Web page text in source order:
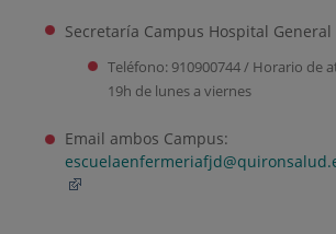
Secretaría Campus Hospital
Teléfono: 910900744 / Horario de
19h de lunes a viernes
Email ambos Campus: